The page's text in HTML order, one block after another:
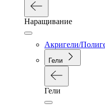
Наращивание
Акригели/
Гели
Гели